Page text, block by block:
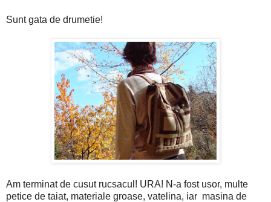
Sunt gata de drumetie!
Am terminat de cusut rucsacul! URA! N-a fost usor, multe
petice de taiat, materiale groase, vatelina, iar masina de